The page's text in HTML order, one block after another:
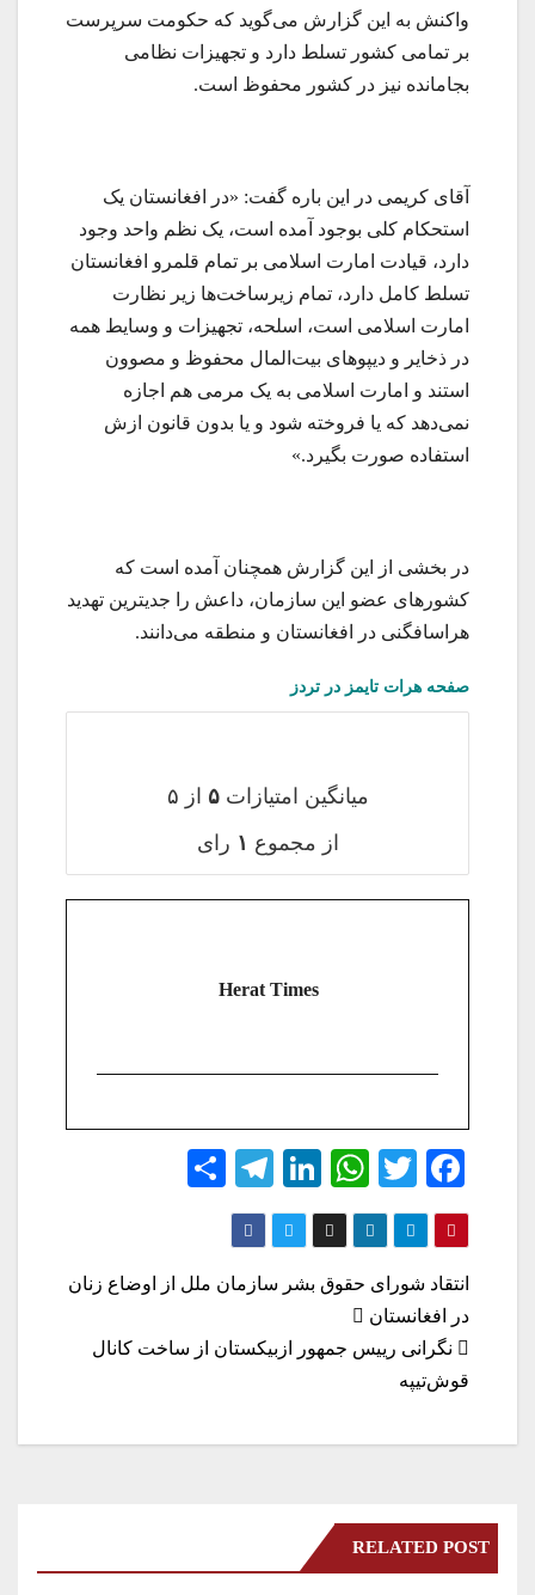
واکنش به این گزارش می‌گوید که حکومت سرپرست
بر تمامی کشور تسلط دارد و تجهیزات نظامی
بجامانده نیز در کشور محفوظ است.
آقای کریمی در این باره گفت: «در افغانستان یک
استحکام کلی بوجود آمده است، یک نظم واحد وجود
دارد، قیادت امارت اسلامی بر تمام قلمرو افغانستان
تسلط کامل دارد، تمام زیرساخت‌ها زیر نظارت
امارت اسلامی است، اسلحه، تجهیزات و وسایط همه
در ذخایر و دیپوهای بیت‌المال محفوظ و مصوون
استند و امارت اسلامی به یک مرمی هم اجازه
نمی‌دهد که یا فروخته شود و یا بدون قانون ازش
استفاده صورت بگیرد.»
در بخشی از این گزارش همچنان آمده است که
کشورهای عضو این سازمان، داعش را جدی‎ترین تهدید
هراس‎افگنی در افغانستان و منطقه می‌‎دانند.
صفحه هرات تایمز در تردز
میانگین امتیازات۵ از ۵
از مجموع ۱ رای
Herat Times
Fa
ce
bo
ok
T
wi
tte
r
W
ha
ts
A
Li
nk
ed
In
Te
le
gr
a
راهبری
نوشته
انتقاد شورای حقوق بشر سازمان ملل از اوضاع زنان
در افغانستان
نگرانی رییس جمهور ازبیکستان از ساخت کانال
قوش‌تیپه
RELATED POST